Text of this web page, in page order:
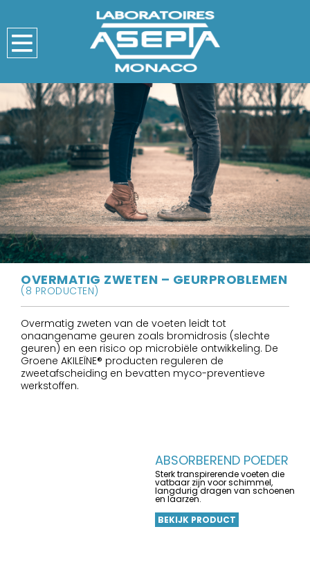
OVERMATIG ZWETEN – GEURPROBLEMEN
(8 PRODUCTEN)
Overmatig zweten van de voeten leidt tot
onaangename geuren zoals bromidrosis (slechte
geuren) en een risico op microbiële ontwikkeling. De
Groene AKILEÏNE® producten reguleren de
zweetafscheiding en bevatten myco-preventieve
werkstoffen.
ABSORBEREND POEDER
Sterk transpirerende voeten die
vatbaar zijn voor schimmel,
langdurig dragen van schoenen
en laarzen.
BEKIJK PRODUCT